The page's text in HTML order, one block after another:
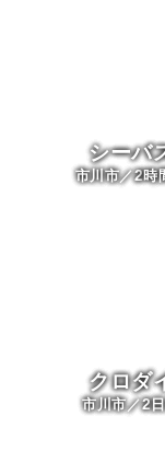
シーバ
市川市／2時
クロダ
市川市／2